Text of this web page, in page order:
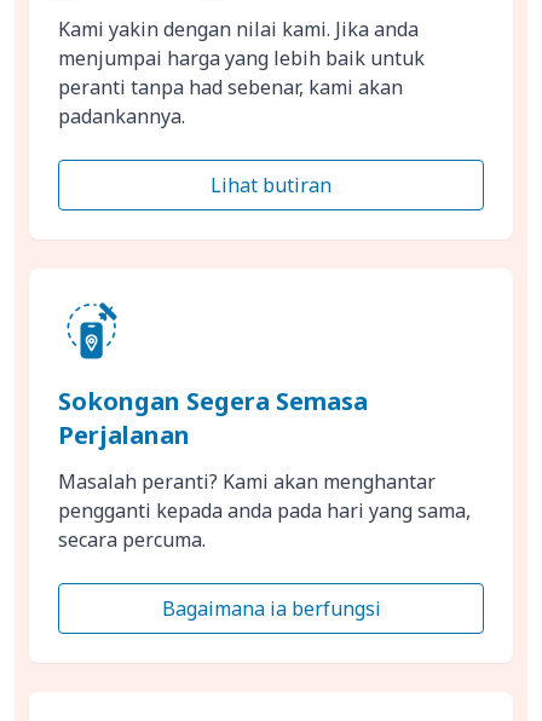
Kami yakin dengan nilai kami. Jika anda
menjumpai harga yang lebih baik untuk
peranti tanpa had sebenar, kami akan
padankannya.
Lihat butiran
Sokongan Segera Semasa
Perjalanan
Masalah peranti? Kami akan menghantar
pengganti kepada anda pada hari yang sama,
secara percuma.
Bagaimana ia berfungsi